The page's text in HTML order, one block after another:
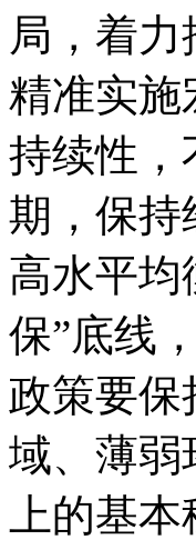
局，着
精准实施
持续性，
期，保持
高水平均
保”底线
政策要保
域、薄弱
上的基本